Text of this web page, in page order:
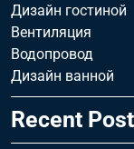
Дизайн гостиной
Вентиляция
Водопровод
Дизайн ванной
Recent